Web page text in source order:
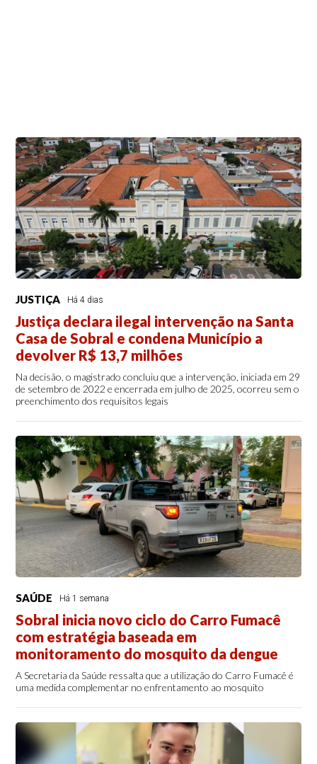
JUSTIÇA Há 4 dias
Justiça declara ilegal intervenção na Santa
Casa de Sobral e condena Município a
devolver R$ 13,7 milhões
Na decisão, o magistrado concluiu que a intervenção, iniciada em 29
de setembro de 2022 e encerrada em julho de 2025, ocorreu sem o
preenchimento dos requisitos legais
SAÚDE Há 1 semana
Sobral inicia novo ciclo do Carro Fumacê
com estratégia baseada em
monitoramento do mosquito da dengue
A Secretaria da Saúde ressalta que a utilização do Carro Fumacê é
uma medida complementar no enfrentamento ao mosquito